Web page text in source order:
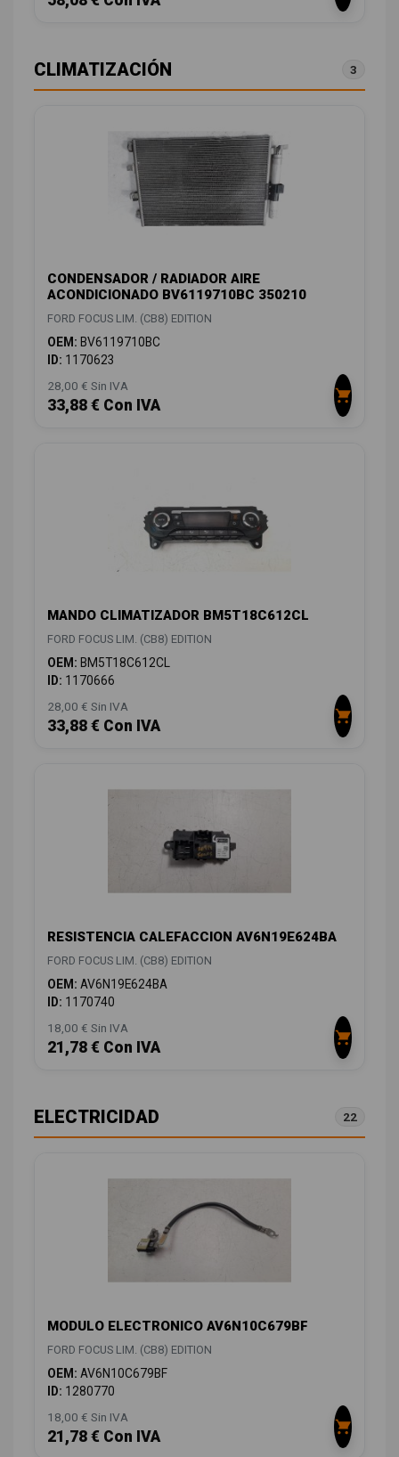
CLIMATIZACIÓN 3
CONDENSADOR / RADIADOR AIRE
ACONDICIONADO BV6119710BC 350210
FORD FOCUS LIM. (CB8) EDITION
OEM: BV6119710BC
ID: 1170623
28,00 € Sin IVA
33,88 € Con IVA
MANDO CLIMATIZADOR BM5T18C612CL
FORD FOCUS LIM. (CB8) EDITION
OEM: BM5T18C612CL
ID: 1170666
28,00 € Sin IVA
33,88 € Con IVA
RESISTENCIA CALEFACCION AV6N19E624BA
FORD FOCUS LIM. (CB8) EDITION
OEM: AV6N19E624BA
ID: 1170740
18,00 € Sin IVA
21,78 € Con IVA
ELECTRICIDAD 22
MODULO ELECTRONICO AV6N10C679BF
FORD FOCUS LIM. (CB8) EDITION
OEM: AV6N10C679BF
ID: 1280770
18,00 € Sin IVA
21,78 € Con IVA